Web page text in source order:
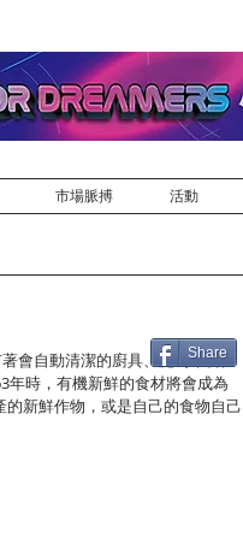
市場脈搏 活動
會自動清潔的廚具、魔幻朱古力
年時，有機新鮮的食材將會成為
新鮮作物，或是自己的食物自己
Share